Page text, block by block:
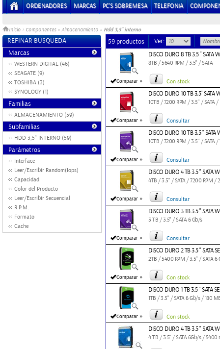
ORDENADORES MARCAS PC'S SOBREMESA TELEFONIA
Inicio > Componentes » Almacenamiento » Hdd 3,5" interno
REFINAR BÚSQUEDA
Marcas
WESTERN DIGITAL (46)
SEAGATE (9)
TOSHIBA (3)
SYNOLOGY (1)
Familias
ALMACENAMIENTO (59)
Subfamilias
HDD 3,5" INTERNO (59)
Parámetros
Interface
Leer/Escribir Random(Iops)
Capacidad
Color del Producto
Leer/Escribir Secuencial
R.P.M.
Formato
Cache
59 productos Ver:
Comparar »
DISCO DURO 8 TB 3.5 " SATA
8TB / 5640 RPM / 3.5" / SATA
Con stock
Comparar »
DISCO DURO 10 TB 3.5" SATA
10TB / 7200 RPM / 3.5" / SATA /
Consultar
Comparar »
DISCO DURO 10 TB 3.5 " SATA
10TB / 7200 RPM / 3.5" / SATA /
Consultar
Comparar »
DISCO DURO 4 TB 3.5 " SATA
4TB / 3.5" / SATA / 7200 RPM /
Consultar
Comparar »
DISCO DURO 3 TB 3.5 " SATA
3 TB / 3.5" / SATA 6 Gb/s
Consultar
Comparar »
DISCO DURO 2 TB 3.5 " SATA
2TB / 5400 RPM / 3.5" / SATA 6
Con stock
Comparar »
DISCO DURO 1 TB 3.5 " SATA
1TB / 3.5" / SATA 6 Gb/s / 180
Con stock
DISCO DURO 4 TB 3.5 " SATA
4 TB / 3.5" / SATA 6Gb/s / 5400